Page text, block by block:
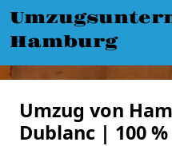
Hamburg
Umzug von
Dublanc | 100